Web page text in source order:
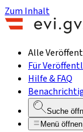
Zum Inhalt
Alle
Für
Hilfe & FAQ
Suche
Menü öffnen